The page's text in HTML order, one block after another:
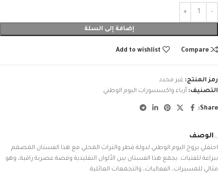
إضافة إلى السلة
Compare
Add to wishlist
رمز المنتج: غير محدد
التصنيف: أزياء واكسسورات اليوم الوطني
Share:
الوصف
احتفلي بروح اليوم الوطني لدولة قطر والتراث المحلي مع هذا الفستان المصمم
ببراعة للفتيات. يجمع هذا الفستان بين الألوان التقليدية وقصة عصرية راقية، وهو
مثالي للمسيرات، الفعاليات، والتجمعات العائلية.